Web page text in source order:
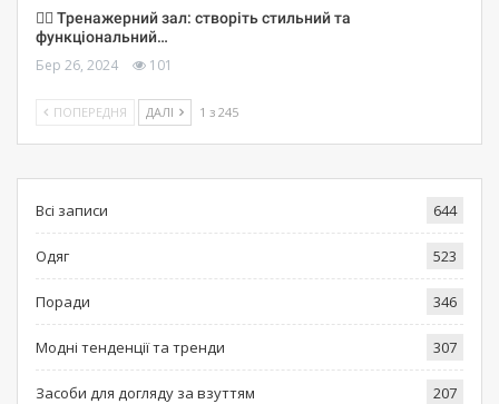
🏋️‍♀️ Тренажерний зал: створіть стильний та
функціональний…
Бер 26, 2024 101
ПОПЕРЕДНЯ ДАЛІ 1 з 245
Всі записи 644
Одяг 523
Поради 346
Модні тенденції та тренди 307
Засоби для догляду за взуттям 207